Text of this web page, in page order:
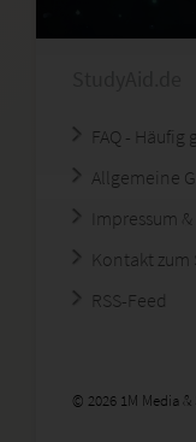
FAQ - Häufig
Allgemeine
Impressum
Kontakt zum
RSS-Feed
© 2026 1M Media